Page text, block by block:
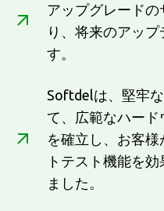
アップグレード
り、将来のアッ
す。
Softdelは、堅牢
て、広範なハー
を確立し、お客
トテスト機能を
ました。